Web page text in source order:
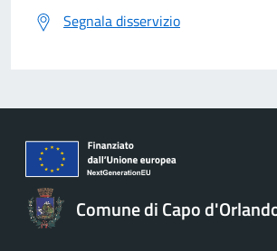
Segnala disservizio
Comune di Capo